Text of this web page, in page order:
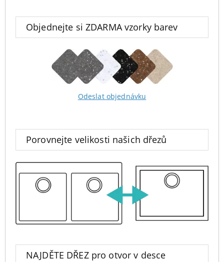
Objednejte si ZDARMA vzorky barev
Odeslat objednávku
Porovnejte velikosti našich dřezů
NAJDĚTE DŘEZ pro otvor v desce